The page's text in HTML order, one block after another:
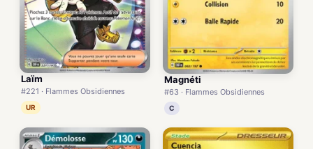
Laïm
#221 · Flammes Obsidiennes
UR
Magnéti
#63 · Flammes Obsidiennes
C